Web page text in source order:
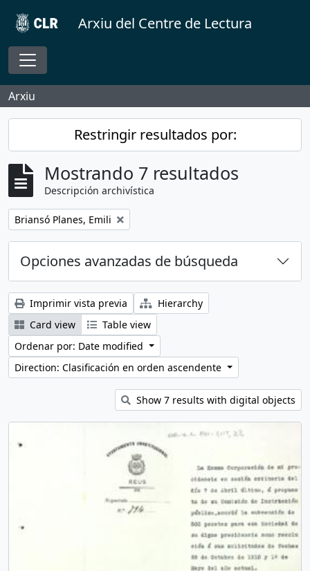
Skip to main content
Arxiu del Centre de Lectura
Toggle navigation
Arxiu
Restringir resultados por:
Mostrando 7 resultados
Descripción archivística
Remove filter:
Briansó Planes, Emili
Opciones avanzadas de búsqueda
Imprimir vista previa
Hierarchy
Card view
Table view
Ordenar por: Date modified
Direction: Clasificación en orden ascendente
Show 7 results with digital objects